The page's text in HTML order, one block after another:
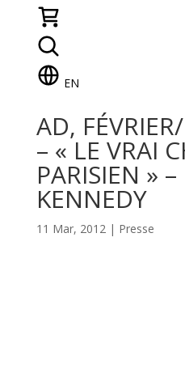
EN
AD,
– « LE VRAI
PARISIEN »
KENNEDY
11 Mar, 2012| Presse